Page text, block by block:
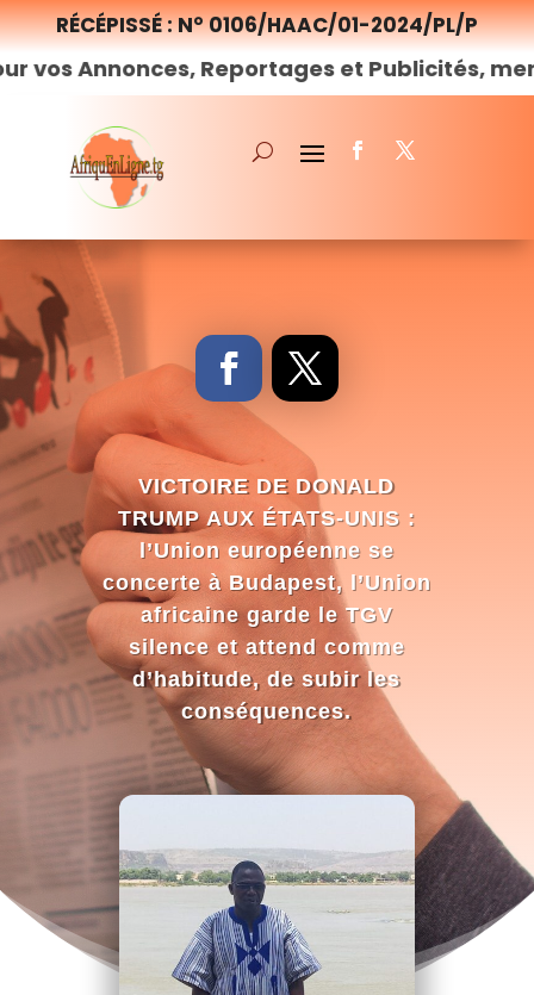
RÉCÉPISSÉ : N° 0106/HAAC/01-2024/PL/P
Reportages et Publicités, merci denous
VICTOIRE DE DONALD
TRUMP AUX ÉTATS-UNIS :
l’Union européenne se
concerte à Budapest, l’Union
africaine garde le TGV
silence et attend comme
d’habitude, de subir les
conséquences.